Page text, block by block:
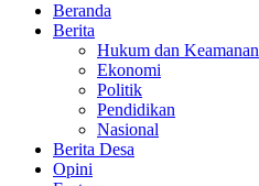
Beranda
Berita
Hukum dan Keamanan
Ekonomi
Politik
Pendidikan
Nasional
Berita Desa
Opini